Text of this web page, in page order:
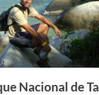
Nacional de